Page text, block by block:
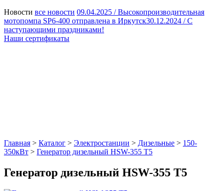
Новости все новости 09.04.2025 /Высокопроизводительная
мотопомпа SP6-400 отправлена в Иркутск30.12.2024 /С
наступающими праздниками!
Наши сертификаты
Главная > Каталог > Электростанции > Дизельные > 150-
350кВт > Генератор дизельный HSW-355 T5
Генератор дизельный HSW-355 T5